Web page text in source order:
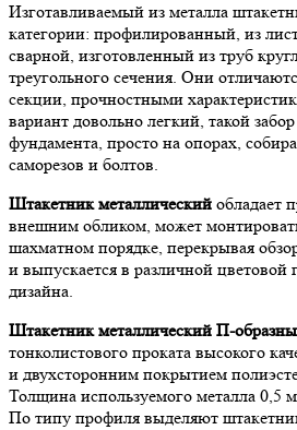
Изготавливаемый из металла
категории: профилированный, из
сварной, изготовленный из труб
треугольного сечения. Они
секции, прочностными
вариант довольно легкий, такой
фундамента, просто на опорах,
саморезов и болтов.
Штакетник металлический обладает
внешним обликом, может
шахматном порядке, перекрывая
и выпускается в различной цветовой
дизайна.
Штакетник металлический П-
тонколистового проката высокого
и двухсторонним покрытием
Толщина используемого металла 0,5
По типу профиля выделяют